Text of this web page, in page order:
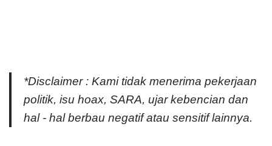
*Disclaimer : Kami tidak menerima pekerjaan
politik, isu hoax, SARA, ujar kebencian dan
hal - hal berbau negatif atau sensitif lainnya.